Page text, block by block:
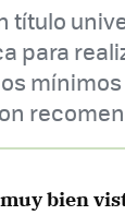
título
para
mínimos
muy bien